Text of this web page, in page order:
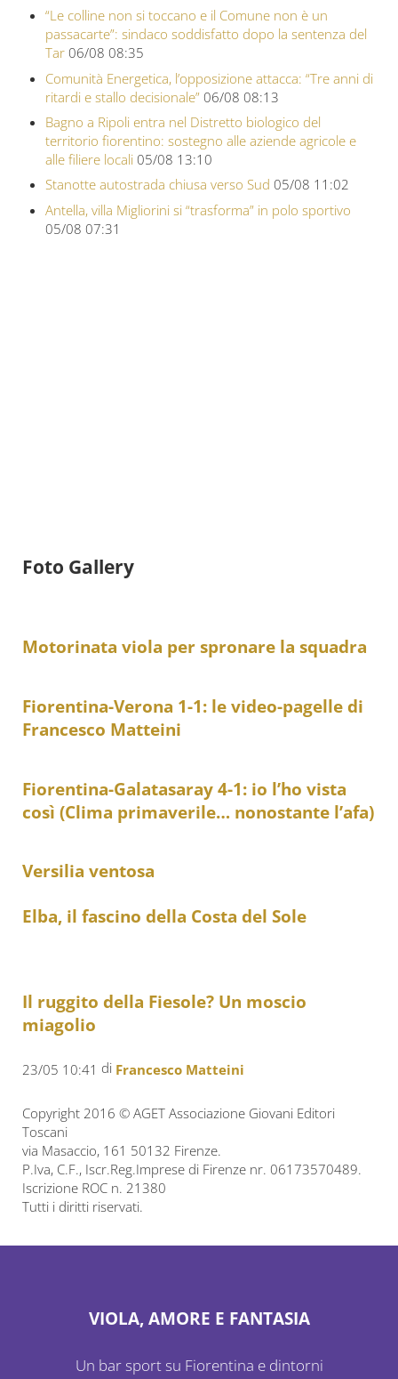
“Le colline non si toccano e il Comune non è un
passacarte”: sindaco soddisfatto dopo la sentenza del
Tar 06/08 08:35
Comunità Energetica, l’opposizione attacca: “Tre anni di
ritardi e stallo decisionale” 06/08 08:13
Bagno a Ripoli entra nel Distretto biologico del
territorio fiorentino: sostegno alle aziende agricole e
alle filiere locali 05/08 13:10
Stanotte autostrada chiusa verso Sud 05/08 11:02
Antella, villa Migliorini si “trasforma” in polo sportivo
05/08 07:31
Foto Gallery
Motorinata viola per spronare la squadra
Fiorentina-Verona 1-1: le video-pagelle di
Francesco Matteini
Fiorentina-Galatasaray 4-1: io l’ho vista
così (Clima primaverile… nonostante l’afa)
Versilia ventosa
Elba, il fascino della Costa del Sole
Il ruggito della Fiesole? Un moscio
miagolio
23/05 10:41 di Francesco Matteini
Copyright 2016 © AGET Associazione Giovani Editori
Toscani
via Masaccio, 161 50132 Firenze.
P.Iva, C.F., Iscr.Reg.Imprese di Firenze nr. 06173570489.
Iscrizione ROC n. 21380
Tutti i diritti riservati.
VIOLA, AMORE E FANTASIA
Un bar sport su Fiorentina e dintorni